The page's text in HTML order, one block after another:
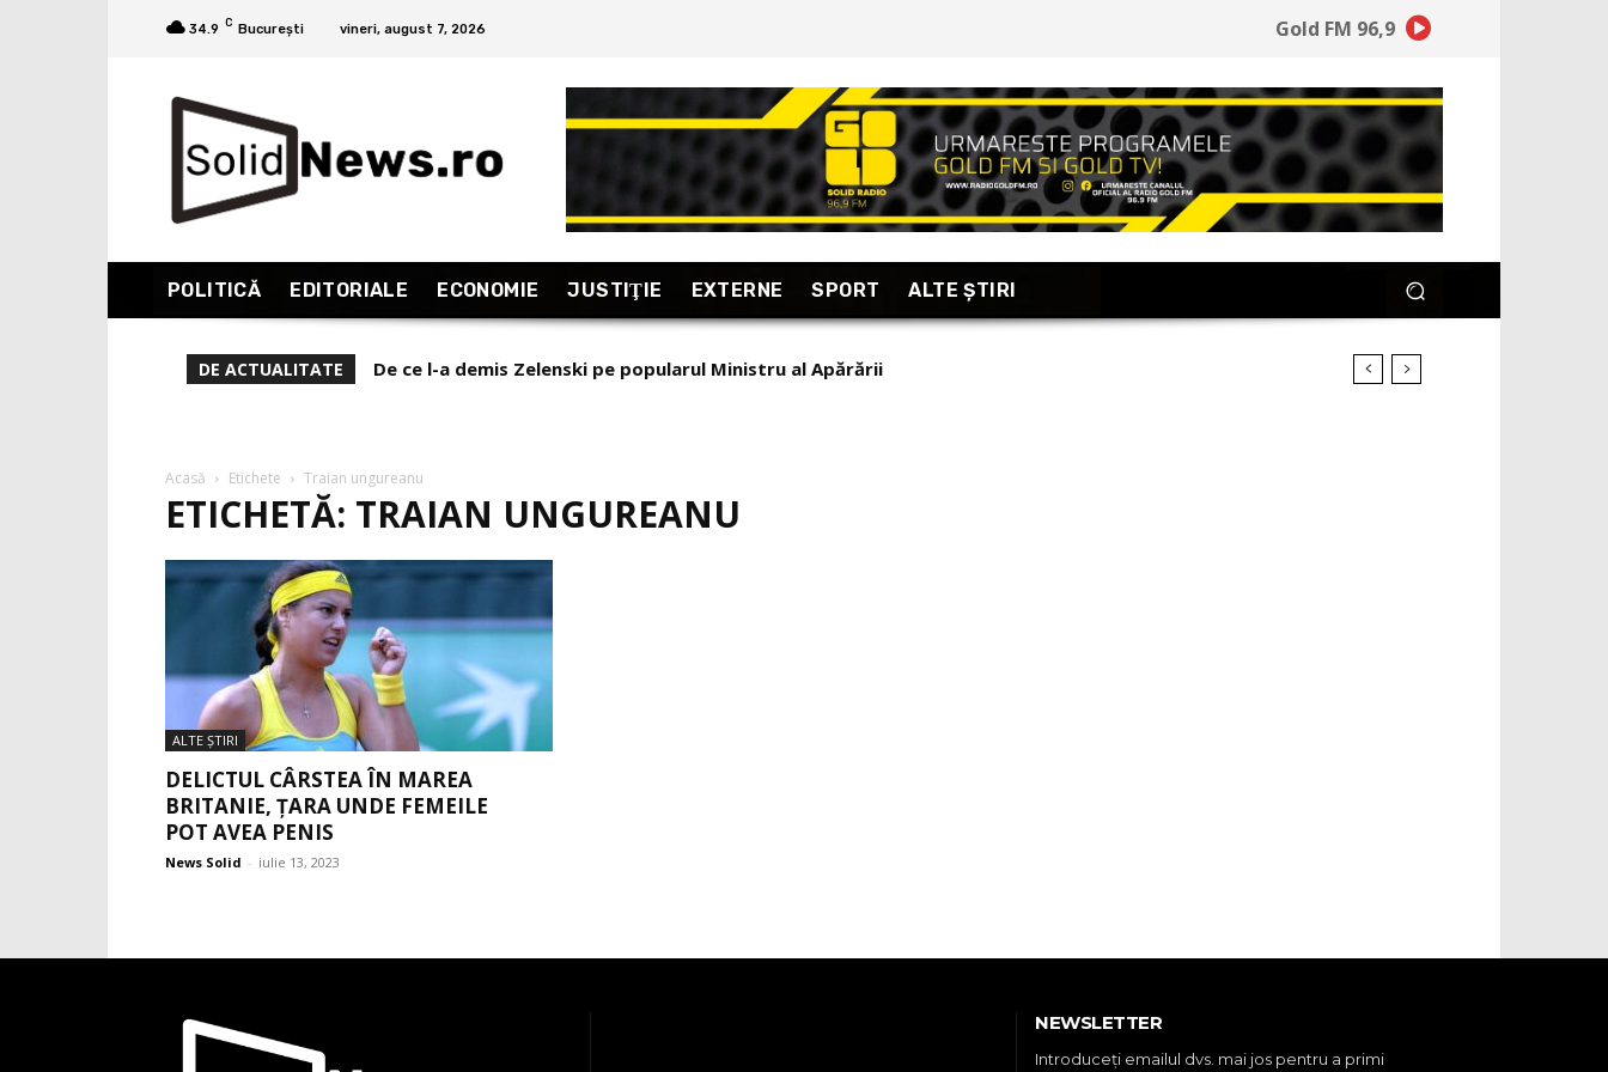
34.9 C București vineri, august 7, 2026 Gold FM 96,9
POLITICĂ EDITORIALE ECONOMIE JUSTIŢIE EXTERNE SPORT ALTE ŞTIRI
DE ACTUALITATE De ce l-a demis Zelenski pe popularul Ministru al Apărării
Acasă Etichete Traian ungureanu
ETICHETĂ: TRAIAN UNGUREANU
ALTE ŞTIRI
DELICTUL CÂRSTEA ÎN MAREA
BRITANIE, ȚARA UNDE FEMEILE
POT AVEA PENIS
News Solid - iulie 13, 2023
NEWSLETTER
Introduceţi emailul dvs. mai jos pentru a primi